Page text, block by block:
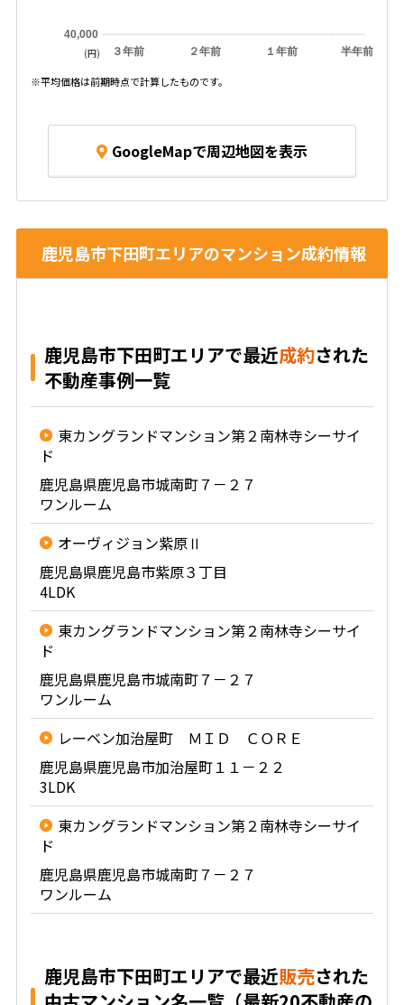
３年前 ２年前 １年前 半年前
40,000
(円)
※平均価格は前期時点で計算したものです。
GoogleMapで周辺地図を表示
鹿児島市下田町エリアのマンション成約情報
鹿児島市下田町エリアで最近成約された
不動産事例一覧
東カングランドマンション第２南林寺シーサイ
ド
鹿児島県鹿児島市城南町７－２７
ワンルーム
オーヴィジョン紫原Ⅱ
鹿児島県鹿児島市紫原３丁目
4LDK
東カングランドマンション第２南林寺シーサイ
ド
鹿児島県鹿児島市城南町７－２７
ワンルーム
レーベン加治屋町 ＭＩＤ ＣＯＲＥ
鹿児島県鹿児島市加治屋町１１－２２
3LDK
東カングランドマンション第２南林寺シーサイ
ド
鹿児島県鹿児島市城南町７－２７
ワンルーム
鹿児島市下田町エリアで最近販売された